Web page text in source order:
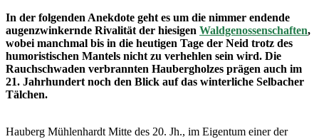
In der folgenden Anekdote geht es um die nimmer endende
augenzwinkernde Rivalität der hiesigen Waldgenossenschaften,
wobei manchmal bis in die heutigen Tage der Neid trotz des
humoristischen Mantels nicht zu verhehlen sein wird. Die
Rauchschwaden verbrannten Haubergholzes prägen auch im
21. Jahrhundert noch den Blick auf das winterliche Selbacher
Tälchen.
Hauberg Mühlenhardt Mitte des 20. Jh., im Eigentum einer der